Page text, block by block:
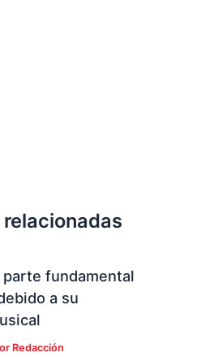
parte fundamental
a su
Redacción